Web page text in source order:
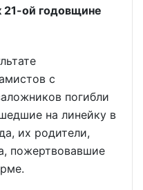
21-ой годовщине
с
погибли
на линейку в
их родители,
пожертвовавшие